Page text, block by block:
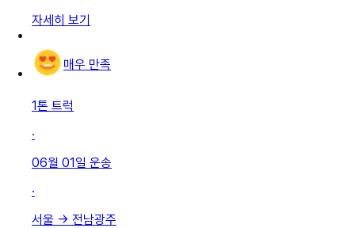
자세히 보기
매우 만족
1톤 트럭
·
06월 01일 운송
·
서울 → 전남광주